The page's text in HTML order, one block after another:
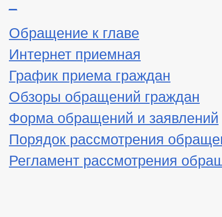
Обращение к главе
Интернет приемная
График приема граждан
Обзоры обращений граждан
Форма обращений и заявлений
Порядок рассмотрения
Регламент рассмотрения